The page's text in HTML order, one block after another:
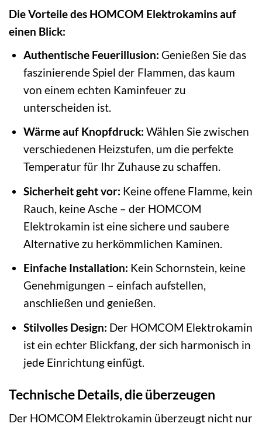
Die Vorteile des HOMCOM Elektrokamins auf
einen Blick:
Authentische Feuerillusion: Genießen Sie das
faszinierende Spiel der Flammen, das kaum
von einem echten Kaminfeuer zu
unterscheiden ist.
Wärme auf Knopfdruck: Wählen Sie zwischen
verschiedenen Heizstufen, um die perfekte
Temperatur für Ihr Zuhause zu schaffen.
Sicherheit geht vor: Keine offene Flamme, kein
Rauch, keine Asche – der HOMCOM
Elektrokamin ist eine sichere und saubere
Alternative zu herkömmlichen Kaminen.
Einfache Installation: Kein Schornstein, keine
Genehmigungen – einfach aufstellen,
anschließen und genießen.
Stilvolles Design: Der HOMCOM Elektrokamin
ist ein echter Blickfang, der sich harmonisch in
jede Einrichtung einfügt.
Technische Details, die überzeugen
Der HOMCOM Elektrokamin überzeugt nicht nur